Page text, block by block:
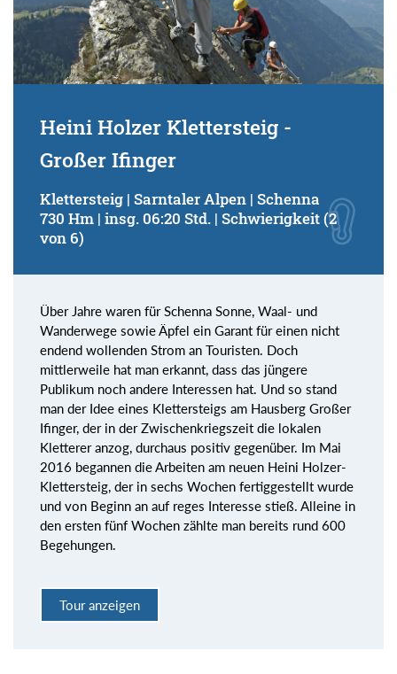
Heini Holzer Klettersteig -
Großer Ifinger
Klettersteig | Sarntaler Alpen | Schenna
730 Hm | insg. 06:20 Std. | Schwierigkeit (2
von 6)
Über Jahre waren für Schenna Sonne, Waal- und
Wanderwege sowie Äpfel ein Garant für einen nicht
endend wollenden Strom an Touristen. Doch
mittlerweile hat man erkannt, dass das jüngere
Publikum noch andere Interessen hat. Und so stand
man der Idee eines Klettersteigs am Hausberg Großer
Ifinger, der in der Zwischenkriegszeit die lokalen
Kletterer anzog, durchaus positiv gegenüber. Im Mai
2016 begannen die Arbeiten am neuen Heini Holzer-
Klettersteig, der in sechs Wochen fertiggestellt wurde
und von Beginn an auf reges Interesse stieß. Alleine in
den ersten fünf Wochen zählte man bereits rund 600
Begehungen.
Tour anzeigen